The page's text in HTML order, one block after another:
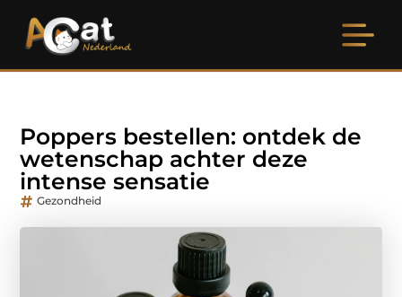
Poppers bestellen: ontdek de
wetenschap achter deze
intense sensatie
Gezondheid